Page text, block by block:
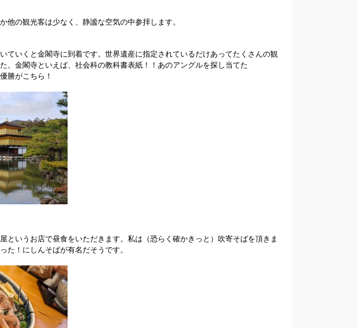
他の観光客は少なく、静謐な空気の中参拝します。
ていくと金閣寺に到着です。世界遺産に指定されているだけあってたくさんの観
。金閣寺といえば、社会科の教科書表紙！！あのアングルを探し当てた
がこちら！
というお店で昼食をいただきます。私は（恐らく確かきっと）吹寄そばを頂きま
た！にしんそばが有名だそうです。